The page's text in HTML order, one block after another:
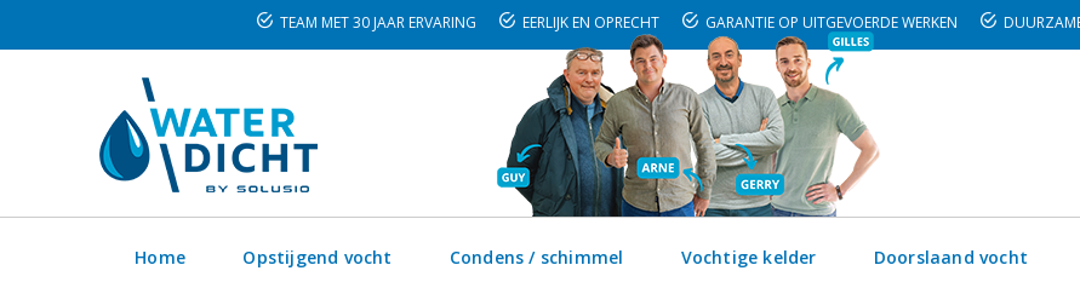
TEAM MET 30 JAAR ERVARING EERLIJK EN OPRECHT GARANTIE OP UITGEVOERDE WERKEN
Home Opstijgend vocht Condens / schimmel Vochtige kelder Doorslaand vocht